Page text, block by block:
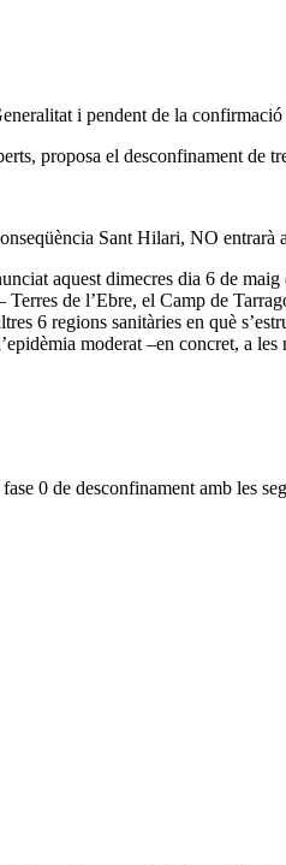
i pendent de la
proposa el desconfinament
Sant Hilari, NO entrarà
aquest dimecres dia 6 de
Terres de l’Ebre, el Camp de
6 regions sanitàries en què
moderat –en concret, a
0 de desconfinament amb les